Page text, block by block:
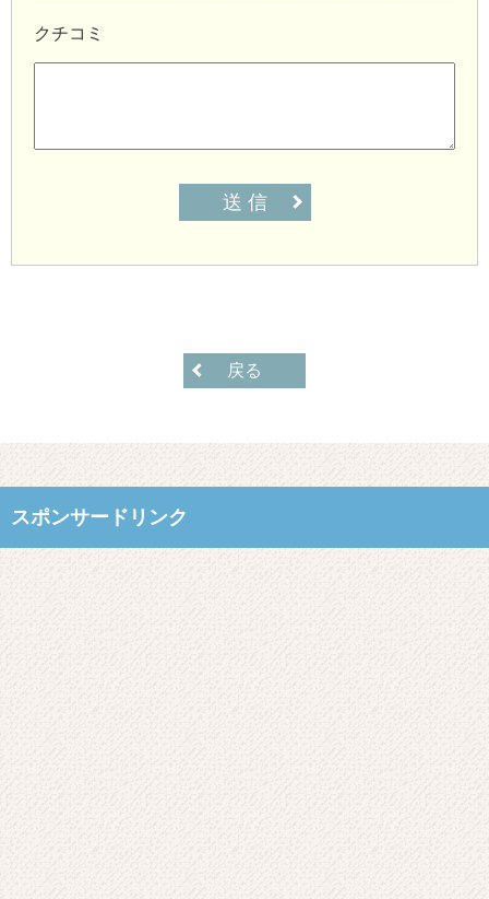
クチコミ
送 信
戻る
スポンサードリンク